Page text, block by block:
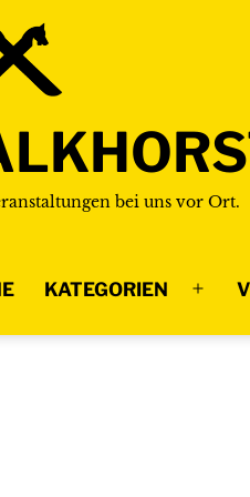
bei uns vor Ort.
KATEGORIEN
Menü